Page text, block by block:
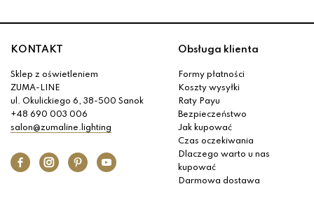
KONTAKT
Sklep z oświetleniem
ZUMA-LINE
ul. Okulickiego 6, 38-500 Sanok
+48 690 003 006
salon@zumaline.lighting
Obsługa klienta
Formy płatności
Koszty wysyłki
Raty Payu
Bezpieczeństwo
Jak kupować
Czas oczekiwania
Dlaczego warto u nas
kupować
Darmowa dostawa